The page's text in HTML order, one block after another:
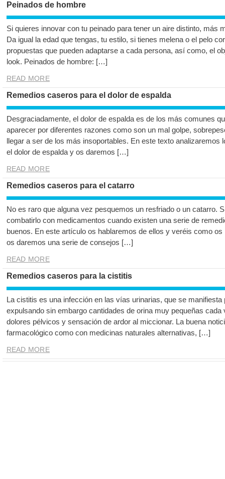
Peinados de hombre
Si quieres innovar con tu peinado para tener un aire distinto, más
Da igual la edad que tengas, tu estilo, si tienes melena o el pelo
propuestas que pueden adaptarse a cada persona, así como, el
look. Peinados de hombre: […]
READ MORE
Remedios caseros para el dolor de espalda
Desgraciadamente, el dolor de espalda es de los más comunes
aparecer por diferentes razones como son un mal golpe,
llegar a ser de los más insoportables. En este texto
el dolor de espalda y os daremos […]
READ MORE
Remedios caseros para el catarro
No es raro que alguna vez pesquemos un resfriado o un catarro.
combatirlo con medicamentos cuando existen una serie de
buenos. En este artículo os hablaremos de ellos y veréis como
os daremos una serie de consejos […]
READ MORE
Remedios caseros para la cistitis
La cistitis es una infección en las vías urinarias, que se
expulsando sin embargo cantidades de orina muy pequeñas
dolores pélvicos y sensación de ardor al miccionar. La buena
farmacológico como con medicinas naturales alternativas, […]
READ MORE